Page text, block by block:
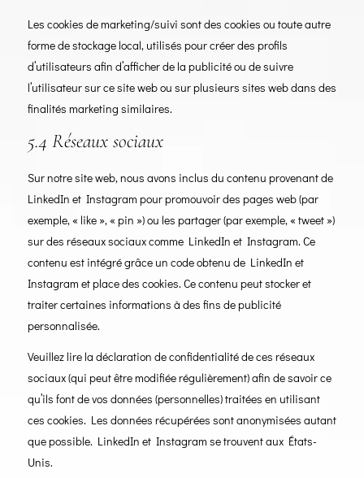
Les cookies de marketing/suivi sont des cookies ou toute autre
forme de stockage local, utilisés pour créer des profils
d’utilisateurs afin d’afficher de la publicité ou de suivre
l’utilisateur sur ce site web ou sur plusieurs sites web dans des
finalités marketing similaires.
5.4 Réseaux sociaux
Sur notre site web, nous avons inclus du contenu provenant de
LinkedIn et Instagram pour promouvoir des pages web (par
exemple, « like », « pin ») ou les partager (par exemple, « tweet »)
sur des réseaux sociaux comme LinkedIn et Instagram. Ce
contenu est intégré grâce un code obtenu de LinkedIn et
Instagram et place des cookies. Ce contenu peut stocker et
traiter certaines informations à des fins de publicité
personnalisée.
Veuillez lire la déclaration de confidentialité de ces réseaux
sociaux (qui peut être modifiée régulièrement) afin de savoir ce
qu’ils font de vos données (personnelles) traitées en utilisant
ces cookies. Les données récupérées sont anonymisées autant
que possible. LinkedIn et Instagram se trouvent aux États-
Unis.